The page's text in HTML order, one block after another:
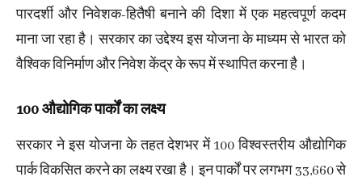
पारदर्शी और निवेशक-हितैषी बनाने की दिशा में एक महत्वपूर्ण कदम
माना जा रहा है। सरकार का उद्देश्य इस योजना के माध्यम से भारत को
वैश्विक विनिर्माण और निवेश केंद्र के रूप में स्थापित करना है।
100 औद्योगिक पार्कों का लक्ष्य
सरकार ने इस योजना के तहत देशभर में 100 विश्वस्तरीय औद्योगिक
पार्क विकसित करने का लक्ष्य रखा है। इन पार्कों पर लगभग 33,660 से